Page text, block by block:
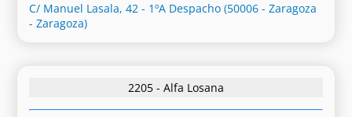
C/ Manuel Lasala, 42 - 1ºA Despacho (50006 - Zaragoza
- Zaragoza)
2205 - Alfa Losana